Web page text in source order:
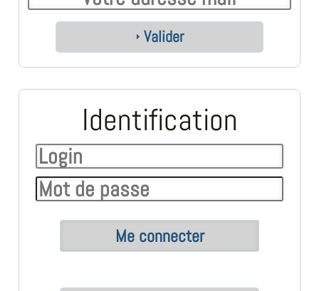
Valider
Identification